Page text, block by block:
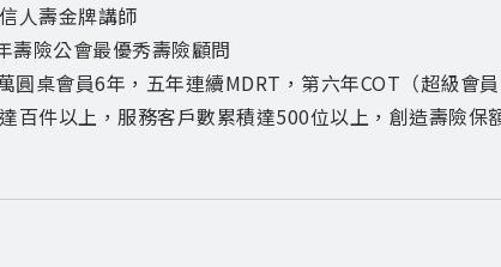
人壽金牌講師​
險公會最優秀壽險顧問
桌會員6年，五年連續MDRT，第六年COT（超級會員
百件以上，服務客戶數累積達500位以上，創造壽險保